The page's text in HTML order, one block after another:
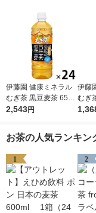
伊藤園 健康ミネラル
むぎ茶 黒豆麦茶 650
ml 1箱（24本入）
2,543円
伊藤
むぎ
箱（6
お茶の人気ランキン
1 2